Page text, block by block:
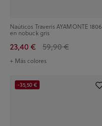
Naúticos Traveris AYAMONTE 1806
en nobuck gris
23,40 € 59,90 €
+ Más colores
-35,50 €